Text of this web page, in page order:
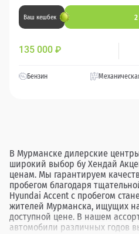
Ваш кешбек
135 000 ₽
Бензин
В Мурманске дилерские
широкий выбор бу Хендай
ценам. Мы гарантируем
пробегом благодаря
Hyundai Accent с пробегом
жителей Мурманска, ищущих
доступной цене. В нашем
автомобили различных годов